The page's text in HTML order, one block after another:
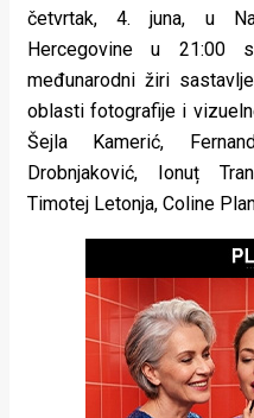
četvrtak, 4. juna, u
Hercegovine u 21:00
međunarodni žiri
oblasti fotografije i
Šejla Kamerić,
Drobnjaković, Ionuț
Timotej Letonja, Coline